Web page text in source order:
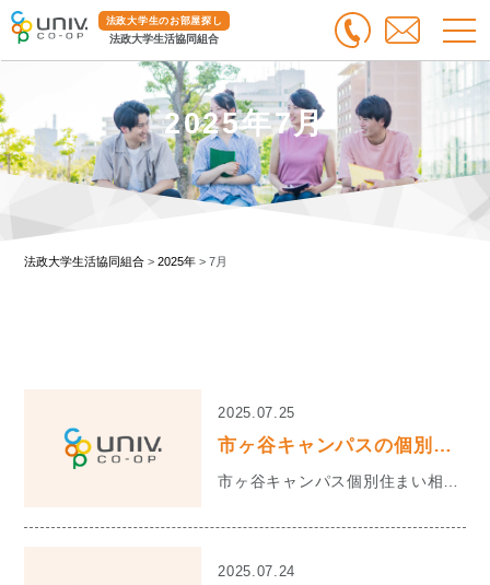
法政大学生のお部屋探し
法政大学生活協同組合
2025年7月
法政大学生活協同組合 >2025年 >7月
2025.07.25
市ヶ谷キャンパスの個別住まい相談ブース夏休みのお知らせ
市ヶ谷キャンパス個別住まい相談ブースは誠に勝手ながら7/25〜9/30まで休業させていただきます。 ...
2025.07.24